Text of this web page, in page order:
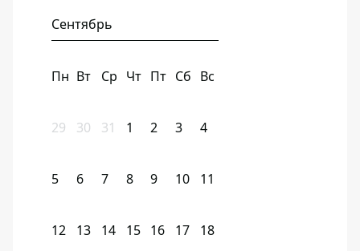
Сентябрь
Пн Вт Ср Чт Пт Сб Вс
29 30 31 1 2 3 4
5 6 7 8 9 10 11
12 13 14 15 16 17 18